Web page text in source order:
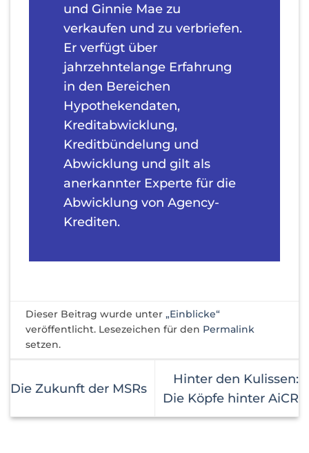
und Ginnie Mae zu
verkaufen und zu verbriefen.
Er verfügt über
jahrzehntelange Erfahrung
in den Bereichen
Hypothekendaten,
Kreditabwicklung,
Kreditbündelung und
Abwicklung und gilt als
anerkannter Experte für die
Abwicklung von Agency-
Krediten.
Dieser Beitrag wurde unter „Einblicke“
veröffentlicht. Lesezeichen für den Permalink
setzen.
Die Zukunft der MSRs
Hinter den Kulissen:
Die Köpfe hinter AiCR